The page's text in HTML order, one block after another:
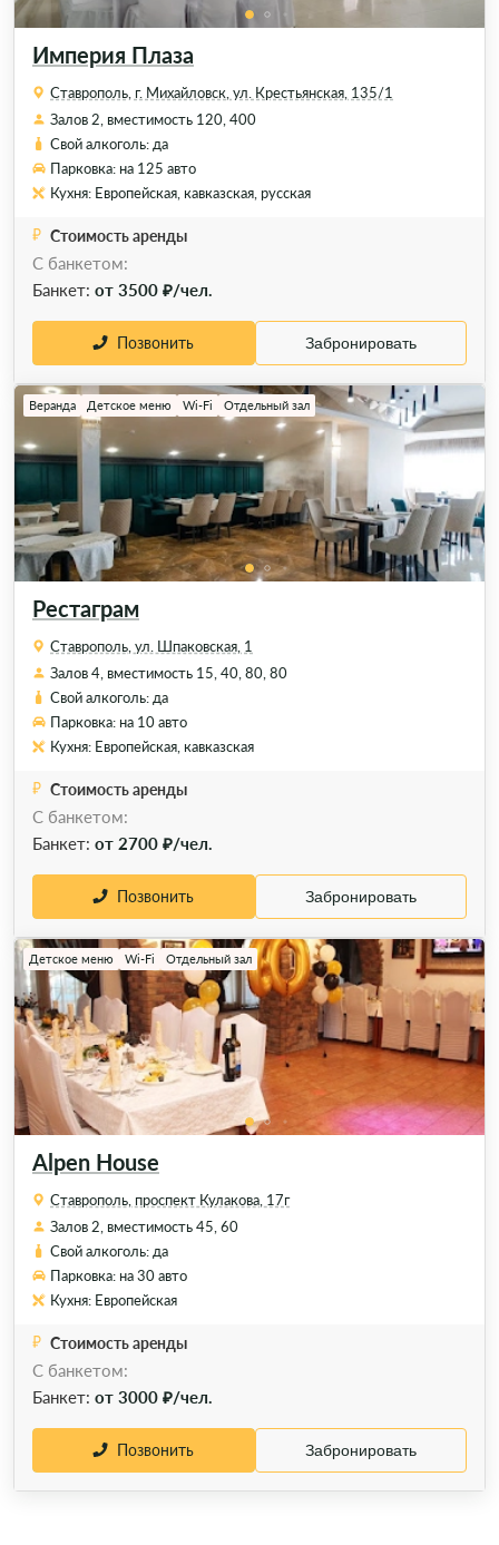
Империя Плаза
Ставрополь, г. Михайловск, ул. Крестьянская, 135/1
Залов 2, вместимость 120, 400
Свой алкоголь: да
Парковка: на 125 авто
Кухня: Европейская, кавказская, русская
Стоимость аренды
С банкетом:
Банкет: от 3500 ₽/чел.
Позвонить Забронировать
Рестаграм
Веранда Детское меню Wi-Fi Отдельный зал
Ставрополь, ул. Шпаковская, 1
Залов 4, вместимость 15, 40, 80, 80
Свой алкоголь: да
Парковка: на 10 авто
Кухня: Европейская, кавказская
Стоимость аренды
С банкетом:
Банкет: от 2700 ₽/чел.
Позвонить Забронировать
Alpen House
Детское меню Wi-Fi Отдельный зал
Ставрополь, проспект Кулакова, 17г
Залов 2, вместимость 45, 60
Свой алкоголь: да
Парковка: на 30 авто
Кухня: Европейская
Стоимость аренды
С банкетом:
Банкет: от 3000 ₽/чел.
Позвонить Забронировать